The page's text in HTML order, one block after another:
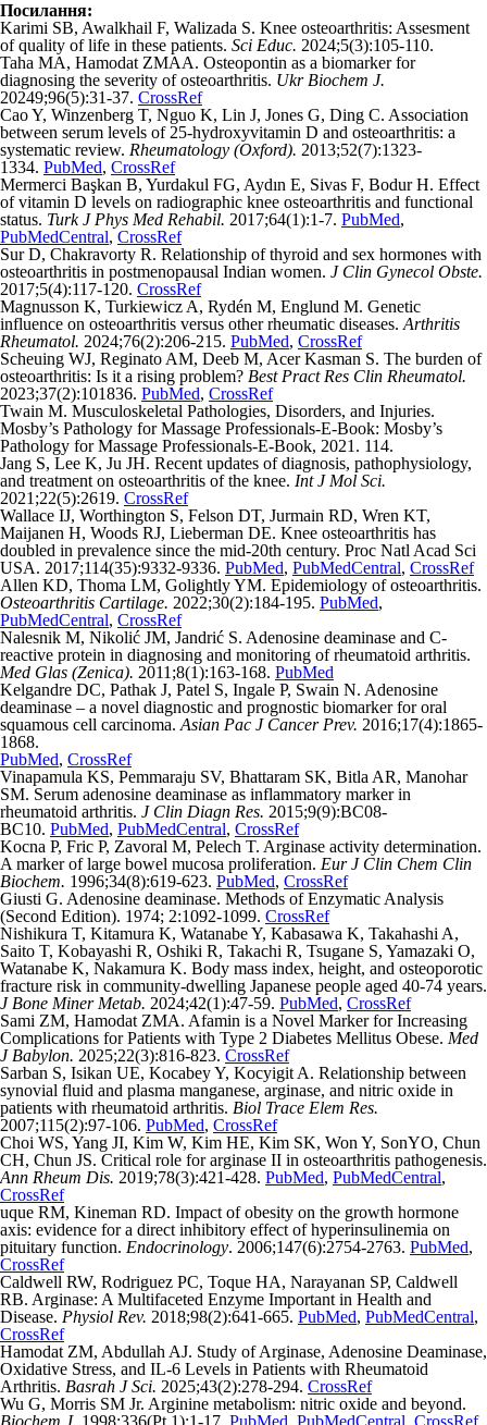
Посилання:
Karimi SB, Awalkhail F, Walizada S. Knee osteoarthritis: Assesment
of quality of life in these patients. Sci Educ. 2024;5(3):105-110.
Taha MA, Hamodat ZMAA. Osteopontin as a biomarker for
diagnosing the severity of osteoarthritis. Ukr Biochem J.
20249;96(5):31-37. CrossRef
Cao Y, Winzenberg T, Nguo K, Lin J, Jones G, Ding C. Association
between serum levels of 25-hydroxyvitamin D and osteoarthritis: a
systematic review. Rheumatology (Oxford). 2013;52(7):1323-
1334. PubMed, CrossRef
Mermerci Başkan B, Yurdakul FG, Aydın E, Sivas F, Bodur H. Effect
of vitamin D levels on radiographic knee osteoarthritis and functional
status. Turk J Phys Med Rehabil. 2017;64(1):1-7. PubMed,
PubMedCentral, CrossRef
Sur D, Chakravorty R. Relationship of thyroid and sex hormones with
osteoarthritis in postmenopausal Indian women. J Clin Gynecol Obste.
2017;5(4):117-120. CrossRef
Magnusson K, Turkiewicz A, Rydén M, Englund M. Genetic
influence on osteoarthritis versus other rheumatic diseases. Arthritis
Rheumatol. 2024;76(2):206-215. PubMed, CrossRef
Scheuing WJ, Reginato AM, Deeb M, Acer Kasman S. The burden of
osteoarthritis: Is it a rising problem? Best Pract Res Clin Rheumatol.
2023;37(2):101836. PubMed, CrossRef
Twain M. Musculoskeletal Pathologies, Disorders, and Injuries.
Mosby’s Pathology for Massage Professionals-E-Book: Mosby’s
Pathology for Massage Professionals-E-Book, 2021. 114.
Jang S, Lee K, Ju JH. Recent updates of diagnosis, pathophysiology,
and treatment on osteoarthritis of the knee. Int J Mol Sci.
2021;22(5):2619. CrossRef
Wallace IJ, Worthington S, Felson DT, Jurmain RD, Wren KT,
Maijanen H, Woods RJ, Lieberman DE. Knee osteoarthritis has
doubled in prevalence since the mid-20th century. Proc Natl Acad Sci
USA. 2017;114(35):9332-9336. PubMed, PubMedCentral, CrossRef
Allen KD, Thoma LM, Golightly YM. Epidemiology of osteoarthritis.
Osteoarthritis Cartilage. 2022;30(2):184-195. PubMed,
PubMedCentral, CrossRef
Nalesnik M, Nikolić JM, Jandrić S. Adenosine deaminase and C-
reactive protein in diagnosing and monitoring of rheumatoid arthritis.
Med Glas (Zenica). 2011;8(1):163-168. PubMed
Kelgandre DC, Pathak J, Patel S, Ingale P, Swain N. Adenosine
deaminase – a novel diagnostic and prognostic biomarker for oral
squamous cell carcinoma. Asian Pac J Cancer Prev. 2016;17(4):1865-
1868.
PubMed, CrossRef
Vinapamula KS, Pemmaraju SV, Bhattaram SK, Bitla AR, Manohar
SM. Serum adenosine deaminase as inflammatory marker in
rheumatoid arthritis. J Clin Diagn Res. 2015;9(9):BC08-
BC10. PubMed, PubMedCentral, CrossRef
Kocna P, Fric P, Zavoral M, Pelech T. Arginase activity determination.
A marker of large bowel mucosa proliferation. Eur J Clin Chem Clin
Biochem. 1996;34(8):619-623. PubMed, CrossRef
Giusti G. Adenosine deaminase. Methods of Enzymatic Analysis
(Second Edition). 1974; 2:1092-1099. CrossRef
Nishikura T, Kitamura K, Watanabe Y, Kabasawa K, Takahashi A,
Saito T, Kobayashi R, Oshiki R, Takachi R, Tsugane S, Yamazaki O,
Watanabe K, Nakamura K. Body mass index, height, and osteoporotic
fracture risk in community-dwelling Japanese people aged 40-74 years.
J Bone Miner Metab. 2024;42(1):47-59. PubMed, CrossRef
Sami ZM, Hamodat ZMA. Afamin is a Novel Marker for Increasing
Complications for Patients with Type 2 Diabetes Mellitus Obese. Med
J Babylon. 2025;22(3):816-823. CrossRef
Sarban S, Isikan UE, Kocabey Y, Kocyigit A. Relationship between
synovial fluid and plasma manganese, arginase, and nitric oxide in
patients with rheumatoid arthritis. Biol Trace Elem Res.
2007;115(2):97-106. PubMed, CrossRef
Choi WS, Yang JI, Kim W, Kim HE, Kim SK, Won Y, SonYO, Chun
CH, Chun JS. Critical role for arginase II in osteoarthritis pathogenesis.
Ann Rheum Dis. 2019;78(3):421-428. PubMed, PubMedCentral,
CrossRef
uque RM, Kineman RD. Impact of obesity on the growth hormone
axis: evidence for a direct inhibitory effect of hyperinsulinemia on
pituitary function. Endocrinology. 2006;147(6):2754-2763. PubMed,
CrossRef
Caldwell RW, Rodriguez PC, Toque HA, Narayanan SP, Caldwell
RB. Arginase: A Multifaceted Enzyme Important in Health and
Disease. Physiol Rev. 2018;98(2):641-665. PubMed, PubMedCentral,
CrossRef
Hamodat ZM, Abdullah AJ. Study of Arginase, Adenosine Deaminase,
Oxidative Stress, and IL-6 Levels in Patients with Rheumatoid
Arthritis. Basrah J Sci. 2025;43(2):278-294. CrossRef
Wu G, Morris SM Jr. Arginine metabolism: nitric oxide and beyond.
Biochem J. 1998;336(Pt 1):1-17. PubMed PubMedCentral CrossRef